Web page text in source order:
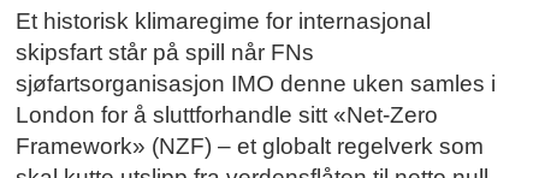
Et historisk klimaregime for internasjonal
skipsfart står på spill når FNs
sjøfartsorganisasjon IMO denne uken samles i
London for å sluttforhandle sitt «Net-Zero
Framework» (NZF) – et globalt regelverk som